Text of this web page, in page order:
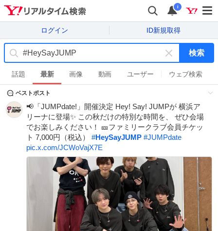
i
ログイン ID新規取得
キ
ー
ワ
ド
を
消
す
検索
話題 最新 画像 動画 ユーザー ウェブ検索
ベストポスト
📢「JUMPdate!」開催決定 Hey! Say! JUMPが 横浜ア
リーナに登場✨ この秋だけの特別な時間を、 ぜひ会場
でお楽しみください！ 🎫ファミリークラブ会員チケッ
ト 7,000円（税込） #HeySayJUMP #JUMPdate
pic.x.com/JCWoVajX7E